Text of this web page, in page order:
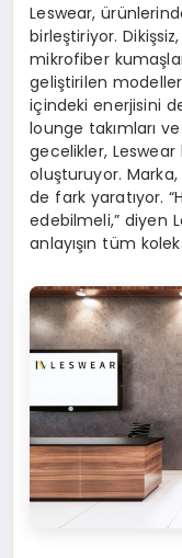
Leswear,
birleştiriyor.
mikrofiber
geliştirilen
içindeki enerjisini
lounge takımları
gecelikler, Leswear
oluşturuyor.
de fark yaratıyor.
edebilmeli,” diyen
anlayışın tüm